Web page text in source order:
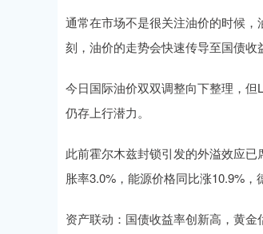
通常在市场不是很关注油价的时候
刻，油价的走势会快速传导至国债收
今日国际油价双双调整向下整理，
仍存上行潜力。
此前霍尔木兹封锁引发的外溢效应
胀率3.0%，能源价格同比涨10.9%，
资产联动：国债收益率创新高，黄金